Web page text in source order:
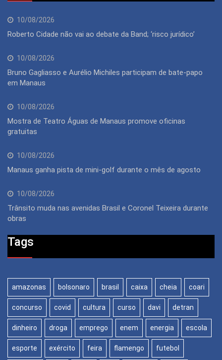
10/08/2026
Roberto Cidade não vai ao debate da Band; ‘risco jurídico’
10/08/2026
Bruno Gagliasso e Aurélio Michiles participam de bate-papo
em Manaus
10/08/2026
Mostra de Teatro Águas de Manaus promove oficinas
gratuitas
10/08/2026
Manaus ganha pista de mini-golf durante o mês de agosto
10/08/2026
Trânsito muda nas avenidas Brasil e Coronel Teixeira durante
obras
Tags
amazonas bolsonaro brasil caixa cheia coari
concurso covid cultura curso davi detran
dinheiro droga emprego enem energia escola
esporte exército feira flamengo futebol